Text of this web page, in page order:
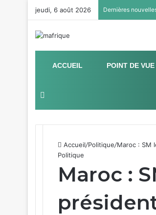
jeudi, 6 août 2026 Dernières
ACCUEIL POINT DE VUE
Accueil/Politique/Maroc : SM
Politique
Maroc :